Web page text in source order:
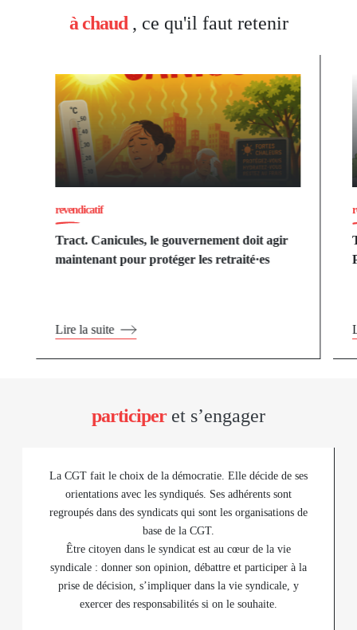
à chaud, ce qu'il faut retenir
revendicatif
Tract. Canicules, le gouvernement doit agir
maintenant pour protéger les retraité·es
Lire la suite
participeret s’engager
La CGT fait le choix de la démocratie. Elle décide de ses
orientations avec les syndiqués. Ses adhérents sont
regroupés dans des syndicats qui sont les organisations de
base de la CGT.
Être citoyen dans le syndicat est au cœur de la vie
syndicale : donner son opinion, débattre et participer à la
prise de décision, s’impliquer dans la vie syndicale, y
exercer des responsabilités si on le souhaite.